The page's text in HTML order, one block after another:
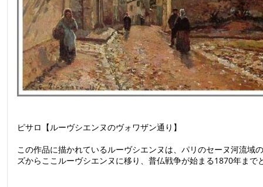
ピサロ【ルーヴシエンヌのヴォワザン通り】
この作品に描かれているルーヴシエンヌは、パリのセーヌ河流
ズからここルーヴシエンヌに移り、普仏戦争が始まる1870年ま